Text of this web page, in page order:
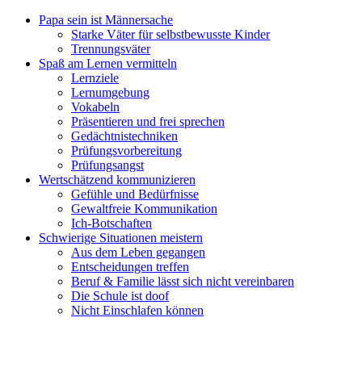
Papa sein ist Männersache
Starke Väter für selbstbewusste Kinder
Trennungsväter
Spaß am Lernen vermitteln
Lernziele
Lernumgebung
Vokabeln
Präsentieren und frei sprechen
Gedächtnistechniken
Prüfungsvorbereitung
Prüfungsangst
Wertschätzend kommunizieren
Gefühle und Bedürfnisse
Gewaltfreie Kommunikation
Ich-Botschaften
Schwierige Situationen meistern
Aus dem Leben gegangen
Entscheidungen treffen
Beruf & Familie lässt sich nicht vereinbaren
Die Schule ist doof
Nicht Einschlafen können